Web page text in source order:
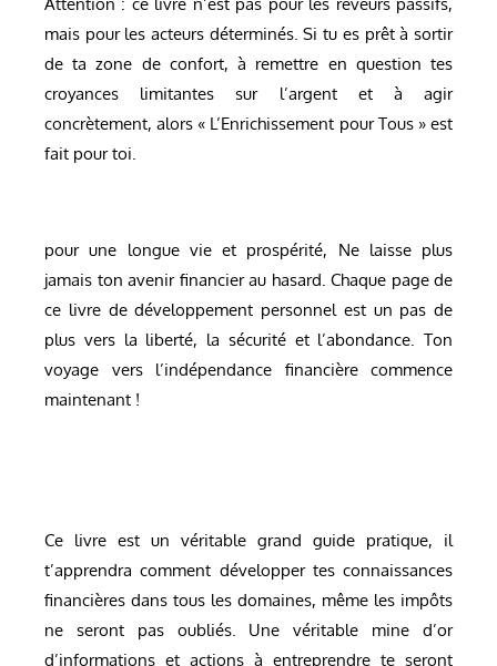
mais pour les acteurs déterminés. Si tu es prêt à sortir
de ta zone de confort, à remettre en question tes
croyances limitantes sur l’argent et à agir
concrètement, alors « L’Enrichissement pour Tous » est
fait pour toi.
pour une longue vie et prospérité, Ne laisse plus
jamais ton avenir financier au hasard. Chaque page de
ce livre de développement personnel est un pas de
plus vers la liberté, la sécurité et l’abondance. Ton
voyage vers l’indépendance financière commence
maintenant !
Ce livre est un véritable grand guide pratique, il
t’apprendra comment développer tes connaissances
financières dans tous les domaines, même les impôts
ne seront pas oubliés. Une véritable mine d’or
d’informations et actions à entreprendre te seront